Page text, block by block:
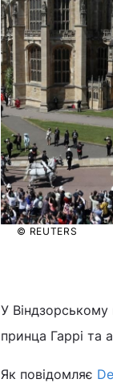
© REUTERS
У Віндзорському
принца Гаррі та
Як повідомляє